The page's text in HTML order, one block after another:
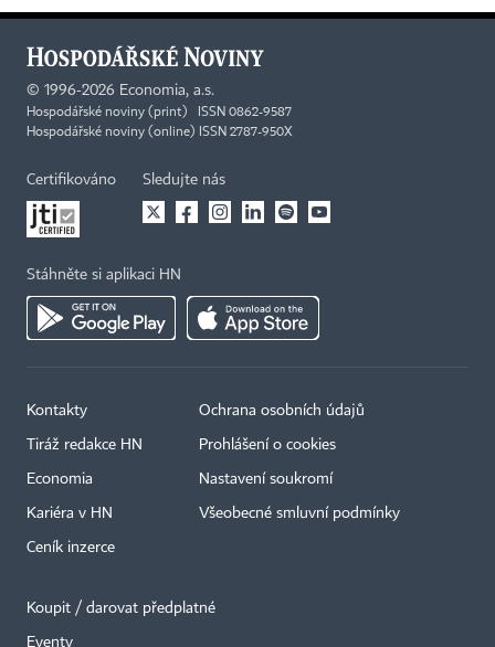
© 1996-2026 Economia, a.s.
Hospodářské noviny (print) ISSN 0862-9587
Hospodářské noviny (online) ISSN 2787-950X
Certifikováno Sledujte nás
Stáhněte si aplikaci HN
Kontakty
Tiráž redakce HN
Economia
Kariéra v HN
Ceník inzerce
Ochrana osobních údajů
Prohlášení o cookies
Nastavení soukromí
Všeobecné smluvní podmínky
Koupit / darovat předplatné
Eventy